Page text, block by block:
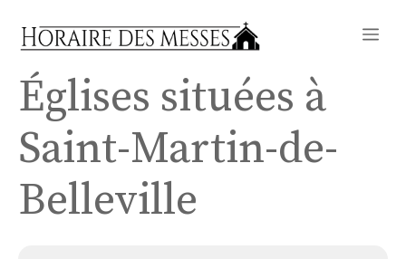
Églises situées à
Saint-Martin-de-
Belleville